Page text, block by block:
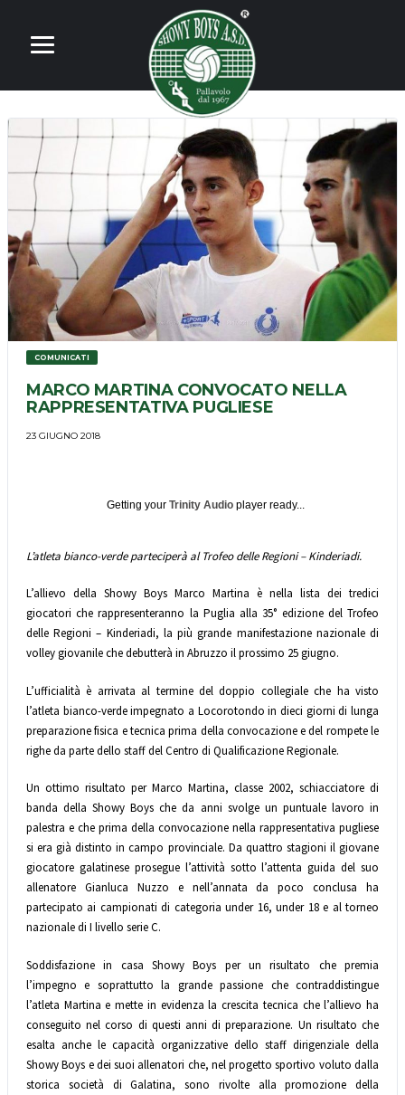
COMUNICATI
MARCO MARTINA CONVOCATO NELLA
RAPPRESENTATIVA PUGLIESE
23 GIUGNO 2018
Getting your Trinity Audioplayer ready...
L’atleta bianco-verde parteciperà al Trofeo delle Regioni – Kinderiadi.
L’allievo della Showy Boys Marco Martina è nella lista dei tredici
giocatori che rappresenteranno la Puglia alla 35° edizione del Trofeo
delle Regioni – Kinderiadi, la più grande manifestazione nazionale di
volley giovanile che debutterà in Abruzzo il prossimo 25 giugno.
L’ufficialità è arrivata al termine del doppio collegiale che ha visto
l’atleta bianco-verde impegnato a Locorotondo in dieci giorni di lunga
preparazione fisica e tecnica prima della convocazione e del rompete le
righe da parte dello staff del Centro di Qualificazione Regionale.
Un ottimo risultato per Marco Martina, classe 2002, schiacciatore di
banda della Showy Boys che da anni svolge un puntuale lavoro in
palestra e che prima della convocazione nella rappresentativa pugliese
si era già distinto in campo provinciale. Da quattro stagioni il giovane
giocatore galatinese prosegue l’attività sotto l’attenta guida del suo
allenatore Gianluca Nuzzo e nell’annata da poco conclusa ha
partecipato ai campionati di categoria under 16, under 18 e al torneo
nazionale di I livello serie C.
Soddisfazione in casa Showy Boys per un risultato che premia
l’impegno e soprattutto la grande passione che contraddistingue
l’atleta Martina e mette in evidenza la crescita tecnica che l’allievo ha
conseguito nel corso di questi anni di preparazione. Un risultato che
esalta anche le capacità organizzative dello staff dirigenziale della
Showy Boys e dei suoi allenatori che, nel progetto sportivo voluto dalla
storica società di Galatina, sono rivolte alla promozione della